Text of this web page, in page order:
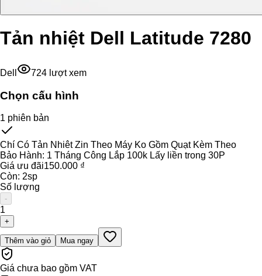
Tản nhiệt Dell Latitude 7280
Dell 724 lượt xem
Chọn cấu hình
1 phiên bản
Chí Có Tản Nhiêt Zin Theo Máy Ko Gồm Quạt Kèm Theo
Bảo Hành: 1 Tháng Công Lắp 100k Lấy liền trong 30P
Giá ưu đãi150.000 ₫
Còn: 2sp
Số lượng
-
1
+
Thêm vào giỏ Mua ngay
Giá chưa bao gồm VAT